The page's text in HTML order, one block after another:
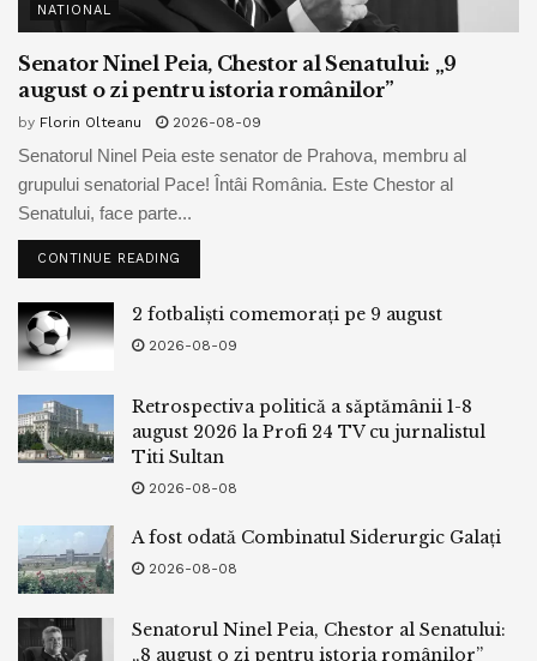
NATIONAL
Senator Ninel Peia, Chestor al Senatului: „9
august o zi pentru istoria românilor”
by Florin Olteanu 2026-08-09
Senatorul Ninel Peia este senator de Prahova, membru al
grupului senatorial Pace! Întâi România. Este Chestor al
Senatului, face parte...
CONTINUE READING
2 fotbaliști comemorați pe 9 august
2026-08-09
Retrospectiva politică a săptămânii 1-8
august 2026 la Profi 24 TV cu jurnalistul
Titi Sultan
2026-08-08
A fost odată Combinatul Siderurgic Galați
2026-08-08
Senatorul Ninel Peia, Chestor al Senatului:
„8 august o zi pentru istoria românilor”